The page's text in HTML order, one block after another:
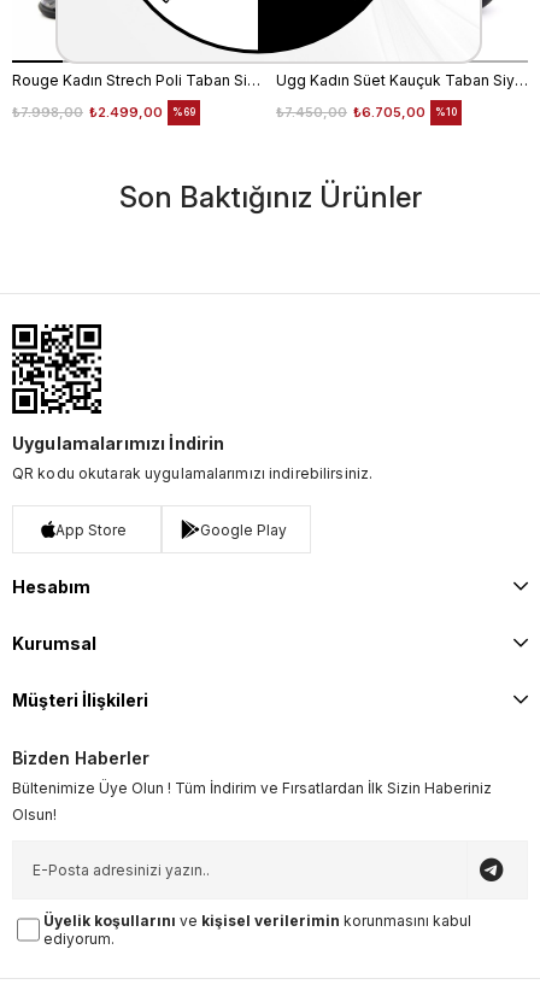
Rouge Kadın Strech Poli Taban Siyah Günlük Bot
₺2.499,00
₺7.998,00 %69
Ugg Kadın Süet Kauçuk Taban Siyah Günlük Bot
₺6.705,00
₺7.450,00 %10
Son Baktığınız Ürünler
Uygulamalarımızı İndirin
QR kodu okutarak uygulamalarımızı indirebilirsiniz.
App Store Google Play
Hesabım
Kurumsal
Müşteri İlişkileri
Bizden Haberler
Bültenimize Üye Olun ! Tüm İndirim ve Fırsatlardan İlk Sizin Haberiniz
Olsun!
Üyelik koşullarını ve kişisel verilerimin korunmasını kabul
ediyorum.